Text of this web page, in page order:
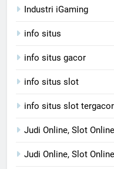
Industri iGaming
info situs
info situs gacor
info situs slot
info situs slot tergacor
Judi Online, Slot
Judi Online, Slot